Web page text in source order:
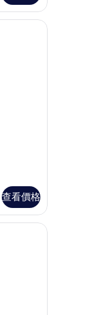
、書桌、筆電工作空間
查看價格
、書桌、筆電工作空間